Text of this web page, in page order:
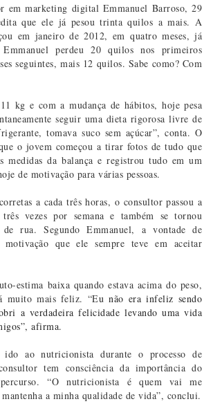
em marketing digital Emmanuel Barroso, 29
que ele já pesou trinta quilos a mais. A
em janeiro de 2012, em quatro meses, já
Emmanuel perdeu 20 quilos nos primeiros
seguintes, mais 12 quilos. Sabe como? Com
kg e com a mudança de hábitos, hoje pesa
seguir uma dieta rigorosa livre de
tomava suco sem açúcar”, conta. O
o jovem começou a tirar fotos de tudo que
medidas da balança e registrou tudo em um
de motivação para várias pessoas.
a cada três horas, o consultor passou a
vezes por semana e também se tornou
rua. Segundo Emmanuel, a vontade de
que ele sempre teve em aceitar
estima baixa quando estava acima do peso,
muito mais feliz. “Eu não era infeliz sendo
a verdadeira felicidade levando uma vida
afirma.
ao nutricionista durante o processo de
tem consciência da importância do
“O nutricionista é quem vai me
a minha qualidade de vida”, conclui.